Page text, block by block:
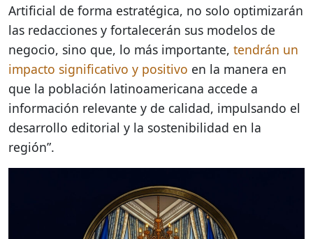
Artificial de forma estratégica, no solo optimizarán
las redacciones y fortalecerán sus modelos de
negocio, sino que, lo más importante, tendrán un
impacto significativo y positivo en la manera en
que la población latinoamericana accede a
información relevante y de calidad, impulsando el
desarrollo editorial y la sostenibilidad en la
región”.